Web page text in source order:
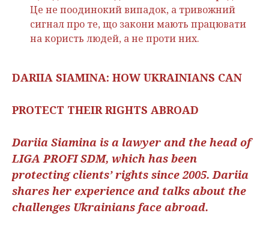
Це не поодинокий випадок, а тривожний
сигнал про те, що закони мають працювати
на користь людей, а не проти них.
DARIIA SIAMINA: HOW UKRAINIANS CAN
PROTECT THEIR RIGHTS ABROAD
Dariia Siamina is a lawyer and the head of
LIGA PROFI SDM, which has been
protecting clients’ rights since 2005. Dariia
shares her experience and talks about the
challenges Ukrainians face abroad.